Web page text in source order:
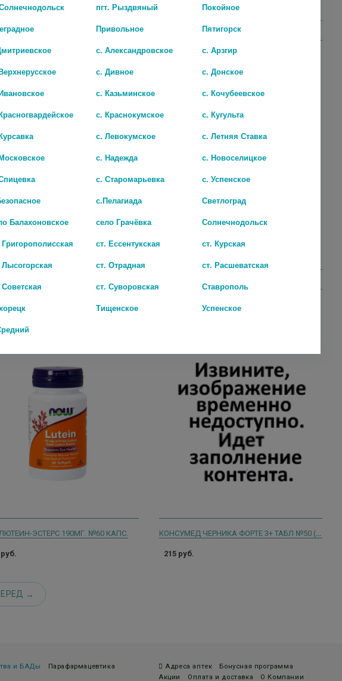
ЮГМЕДФАРМ ЛЮТЕИН УСИЛЕННЫЙ N60 КАПС ПО 500МГ
488 руб.
ЧЕРНИКА ФОРТЕ С ЛЮТЕИНОМ И ВИТАМИНАМИ N100 ТАБЛ П/О
ЛЮТЕИН-ЭСТЕРС 190МГ. №60 КАПС.
215 руб.
и БАДы Парафармацевтика Адреса аптек
Бонусная программа
Акции
Оплата и доставка О Компании
пгт. Рыздвяный
Покойное
Привольное
Пятигорск
с. Александровское
с. Арзгир
с. Дивное
с. Донское
с. Казьминское
с. Кочубеевское
с. Краснокумское
с. Кугульта
с. Левокумское
с. Летняя Ставка
с. Надежда
с. Новоселицкое
с. Старомарьевка
с. Успенское
с.Пелагиада
Светлоград
Балахоновское
село Грачёвка
Солнечнодольск
Григорополисская
ст. Ессентукская
ст. Курская
Лысогорская
ст. Отрадная
ст. Расшеватская
Советская
ст. Суворовская
Ставрополь
Тищенское
Успенское